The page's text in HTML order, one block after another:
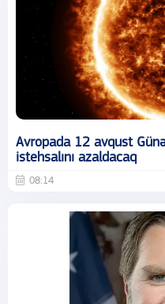
Avropada 12 avqust
istehsalını azaldacaq
08:14